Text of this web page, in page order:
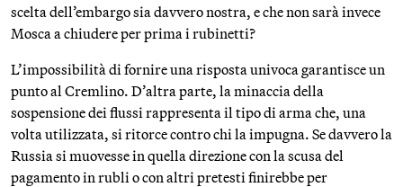
scelta dell’embargo sia davvero nostra, e che non sarà invece
Mosca a chiudere per prima i rubinetti?
L’impossibilità di fornire una risposta univoca garantisce un
punto al Cremlino. D’altra parte, la minaccia della
sospensione dei flussi rappresenta il tipo di arma che, una
volta utilizzata, si ritorce contro chi la impugna. Se davvero la
Russia si muovesse in quella direzione con la scusa del
pagamento in rubli o con altri pretesti finirebbe per